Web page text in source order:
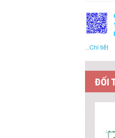
...Chi tiết
ĐỐI